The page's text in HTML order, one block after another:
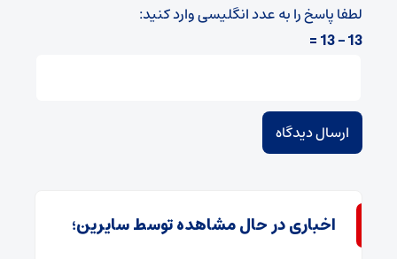
لطفا پاسخ را به عدد انگلیسی وارد کنید:
13 − 13 =
اخباری در حال مشاهده توسط سایرین؛